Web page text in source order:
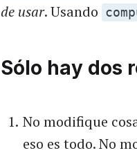
de usar. Usando
Sólo hay dos
No modifique
eso es todo. No